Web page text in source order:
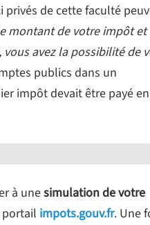
privés de cette faculté
montant de votre impôt et
avez la possibilité de
publics dans un
impôt devait être payé en
à unesimulation de votre
portail impots.gouv.fr. Une